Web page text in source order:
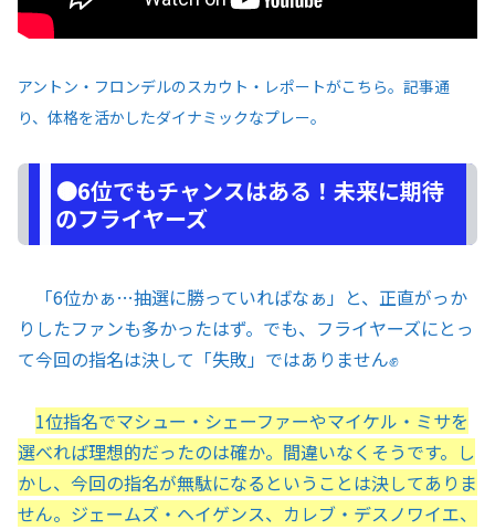
アントン・フロンデルのスカウト・レポートがこちら。記事通
り、体格を活かしたダイナミックなプレー。
🟤6位でもチャンスはある！未来に期待
のフライヤーズ
「6位かぁ…抽選に勝っていればなぁ」と、正直がっか
りしたファンも多かったはず。でも、フライヤーズにとっ
て今回の指名は決して「失敗」ではありません✊
1位指名でマシュー・シェーファーやマイケル・ミサを
選べれば理想的だったのは確か。間違いなくそうです。し
かし、今回の指名が無駄になるということは決してありま
せん。ジェームズ・ヘイゲンス、カレブ・デスノワイエ、